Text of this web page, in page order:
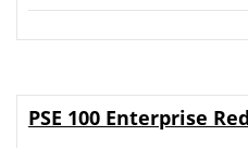
PSE 100 Enterprise